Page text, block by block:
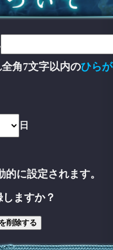
角7文字以内のひら
日
に設定されます。
ますか？
削除する